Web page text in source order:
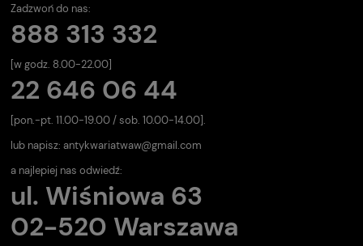
Zadzwoń do nas:
888 313 332
[w godz. 8.00-22.00]
22 646 06 44
[pon.-pt. 11.00-19.00 / sob. 10.00-14.00].
lub napisz: antykwariatwaw@gmail.com
a najlepiej nas odwiedź:
ul. Wiśniowa 63
02-520 Warszawa